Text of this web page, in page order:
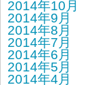
2014年10月
2014年9月
2014年8月
2014年7月
2014年6月
2014年5月
2014年4月